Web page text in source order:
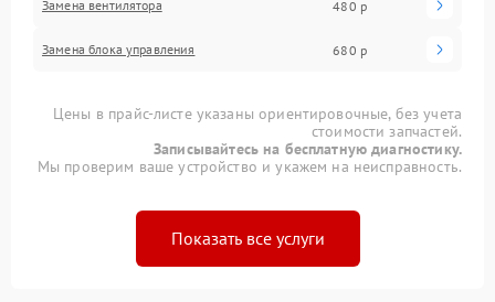
Замена вентилятора 480 р
Замена блока управления 680 р
Цены в прайс-листе указаны ориентировочные, без учета
стоимости запчастей.
Записывайтесь на бесплатную диагностику.
Мы проверим ваше устройство и укажем на неисправность.
Показать все услуги